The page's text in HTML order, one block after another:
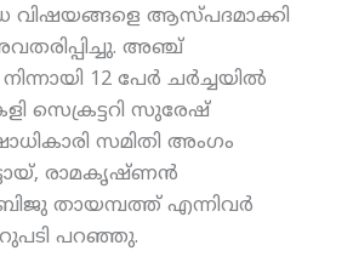
വിഷയങ്ങളെ ആസ്പദമാക്കി
അഞ്ച്
12 പേര്‍ ചര്‍ച്ചയില്‍
സെക്രട്ടറി സുരേഷ്
സമിതി അംഗം
രാമകൃഷ്ണന്‍
തായമ്പത്ത് എന്നിവര്‍
പറഞ്ഞു.